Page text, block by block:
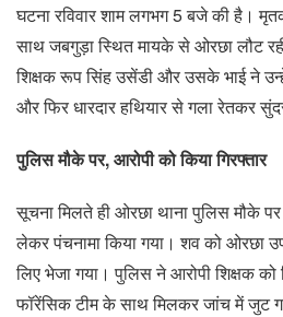
घटना रविवार शाम लगभग 5 बजे की है।
साथ जबगुड़ा स्थित मायके से ओरछा लौट
शिक्षक रूप सिंह उसेंडी और उसके भाई ने
और फिर धारदार हथियार से गला रेतकर
पुलिस मौके पर, आरोपी को किया गिरफ्तार
सूचना मिलते ही ओरछा थाना पुलिस मौके
लेकर पंचनामा किया गया। शव को ओरछा
लिए भेजा गया। पुलिस ने आरोपी शिक्षक को
फॉरेंसिक टीम के साथ मिलकर जांच में जुट